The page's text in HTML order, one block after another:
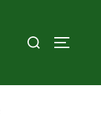
Rechercher :